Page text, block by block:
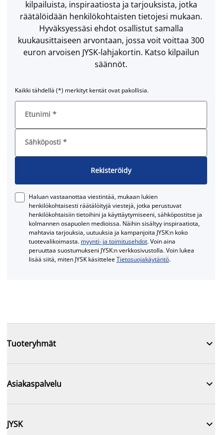
kilpailuista, inspiraatiosta ja tarjouksista, jotka
räätälöidään henkilökohtaisten tietojesi mukaan.
Hyväksyessäsi ehdot osallistut samalla
kuukausittaiseen arvontaan, jossa voit voittaa 300
euron arvoisen JYSK-lahjakortin. Katso kilpailun
säännöt.
Kaikki tähdellä (*) merkityt kentät ovat pakollisia.
Etunimi *
Sähköposti *
Rekisteröidy
Haluan vastaanottaa viestintää, mukaan lukien
henkilökohtaisesti räätälöityjä viestejä, jotka perustuvat
henkilökohtaisiin tietoihini ja käyttäytymiseeni, sähköpostitse ja
kolmannen osapuolen medioissa. Näihin sisältyy inspiraatiota,
mahtavia tarjouksia, uutuuksia ja kampanjoita JYSK:n koko
tuotevalikoimasta. myynti- ja toimitusehdot. Voin aina
peruuttaa suostumukseni JYSK:n verkkosivustolla. Voin lukea
lisää siitä, miten JYSK käsitteleeTietosuojakäytäntö.
Tuoteryhmät 
Asiakaspalvelu 
JYSK 